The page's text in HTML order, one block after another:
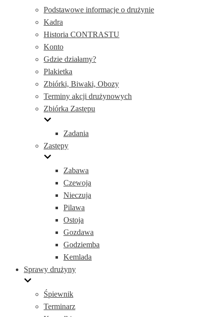
Podstawowe informacje o drużynie
Kadra
Historia CONTRASTU
Konto
Gdzie działamy?
Plakietka
Zbiórki, Biwaki, Obozy
Terminy akcji drużynowych
Zbiórka Zastępu
Zadania
Zastępy
Zabawa
Czewoja
Nieczuja
Pilawa
Ostoja
Gozdawa
Godziemba
Kemlada
Sprawy drużyny
Śpiewnik
Terminarz